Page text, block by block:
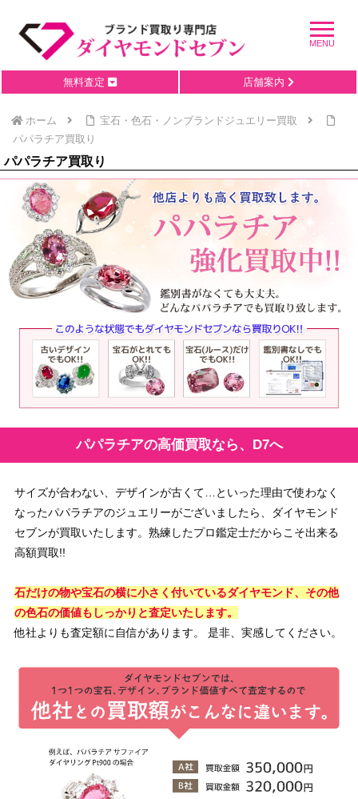
無料査定 店舗案内
ホーム
宝石・色石・ノンブランドジュエリー買取
パパラチア買取り
パパラチア買取り
パパラチアの高価買取なら、D7へ
サイズが合わない、デザインが古くて…といった理由で使わなく
なったパパラチアのジュエリーがございましたら、ダイヤモンド
セブンが買取いたします。熟練したプロ鑑定士だからこそ出来る
高額買取!!
石だけの物や宝石の横に小さく付いているダイヤモンド、その他
の色石の価値もしっかりと査定いたします。
他社よりも査定額に自信があります。 是非、実感してください。